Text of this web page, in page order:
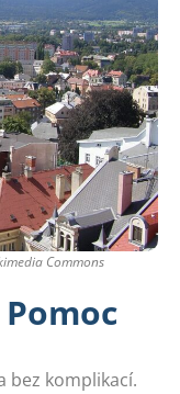
Commons
bez komplikací.